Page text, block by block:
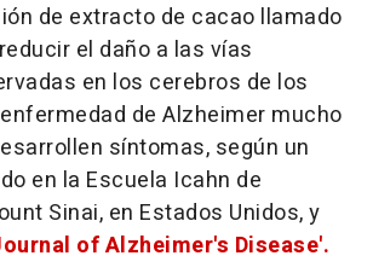
de extracto de cacao llamado
el daño a las vías
en los cerebros de los
de Alzheimer mucho
síntomas, según un
en la Escuela Icahn de
Sinai, en Estados Unidos, y
of Alzheimer's Disease'.